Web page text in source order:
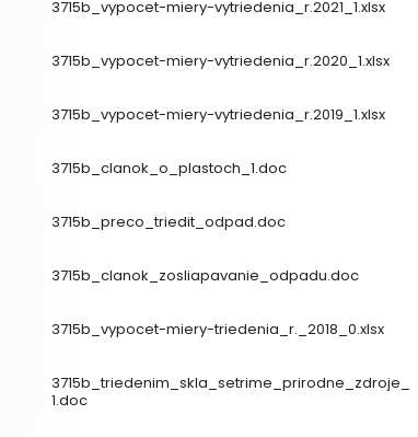
3715b_vypocet-miery-vytriedenia_r.2021_1.xlsx
3715b_vypocet-miery-vytriedenia_r.2020_1.xlsx
3715b_vypocet-miery-vytriedenia_r.2019_1.xlsx
3715b_clanok_o_plastoch_1.doc
3715b_preco_triedit_odpad.doc
3715b_clanok_zosliapavanie_odpadu.doc
3715b_vypocet-miery-triedenia_r._2018_0.xlsx
3715b_triedenim_skla_setrime_prirodne_zdroje_
1.doc